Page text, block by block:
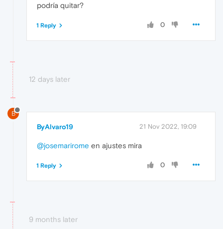
podría quitar?
0
1 Reply
12 days later
B
ByAlvaro19 21 Nov 2022, 19:09
@josemarirome en ajustes mira
0
1 Reply
9 months later